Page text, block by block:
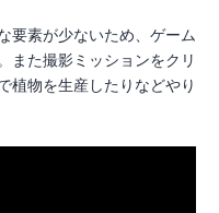
要素が少ないため、ゲーム
また撮影ミッションをクリ
植物を生産したりなどやり